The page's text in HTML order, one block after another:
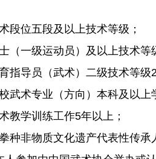
段位五段及以上技术等级；
（一级运动员）及以上技术等
指导员（武术）二级技术等级
武术专业（方向）本科及以上
教学训练工作5年以上；
种非物质文化遗产代表性传承